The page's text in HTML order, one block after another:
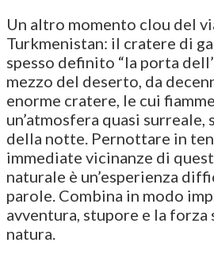
Un altro momento clou del
Turkmenistan: il cratere di
spesso definito “la porta
mezzo del deserto, da
enorme cratere, le cui
un’atmosfera quasi
della notte. Pernottare in
immediate vicinanze di
naturale è un’esperienza
parole. Combina in modo
avventura, stupore e la forza
natura.